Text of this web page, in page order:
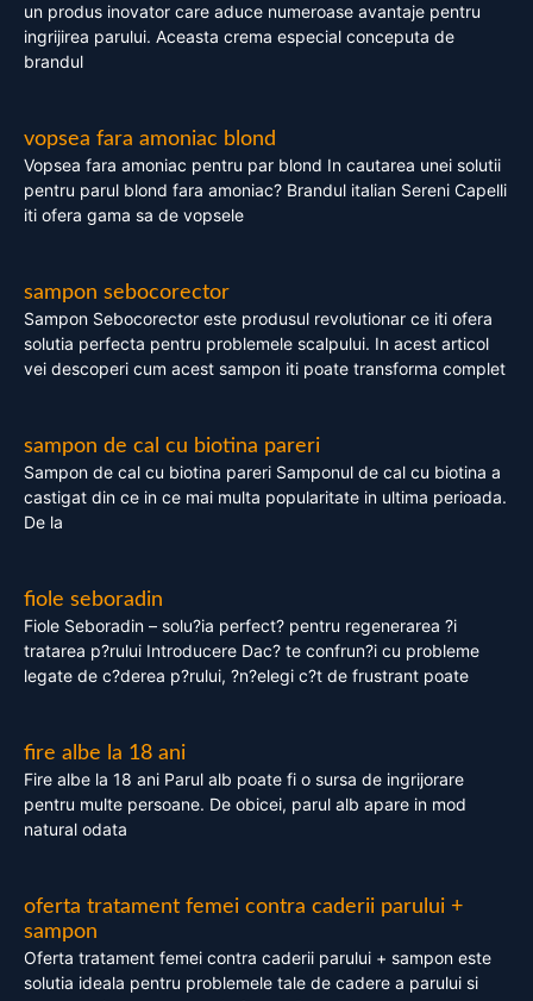
un produs inovator care aduce numeroase avantaje pentru
ingrijirea parului. Aceasta crema especial conceputa de
brandul
vopsea fara amoniac blond
Vopsea fara amoniac pentru par blond In cautarea unei solutii
pentru parul blond fara amoniac? Brandul italian Sereni Capelli
iti ofera gama sa de vopsele
sampon sebocorector
Sampon Sebocorector este produsul revolutionar ce iti ofera
solutia perfecta pentru problemele scalpului. In acest articol
vei descoperi cum acest sampon iti poate transforma complet
sampon de cal cu biotina pareri
Sampon de cal cu biotina pareri Samponul de cal cu biotina a
castigat din ce in ce mai multa popularitate in ultima perioada.
De la
fiole seboradin
Fiole Seboradin – solu?ia perfect? pentru regenerarea ?i
tratarea p?rului Introducere Dac? te confrun?i cu probleme
legate de c?derea p?rului, ?n?elegi c?t de frustrant poate
fire albe la 18 ani
Fire albe la 18 ani Parul alb poate fi o sursa de ingrijorare
pentru multe persoane. De obicei, parul alb apare in mod
natural odata
oferta tratament femei contra caderii parului +
sampon
Oferta tratament femei contra caderii parului + sampon este
solutia ideala pentru problemele tale de cadere a parului si